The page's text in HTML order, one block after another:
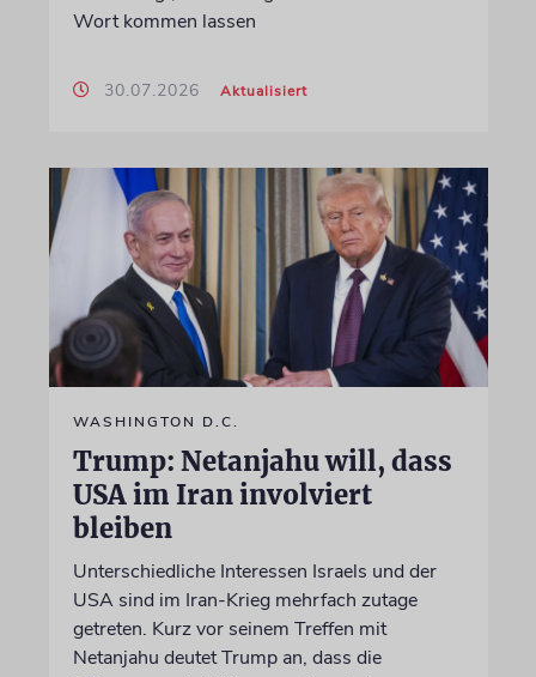
Wort kommen lassen
30.07.2026 Aktualisiert
WASHINGTON D.C.
Trump: Netanjahu will, dass
USA im Iran involviert
bleiben
Unterschiedliche Interessen Israels und der
USA sind im Iran-Krieg mehrfach zutage
getreten. Kurz vor seinem Treffen mit
Netanjahu deutet Trump an, dass die